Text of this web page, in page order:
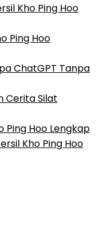
Kho Ping Hoo
Ping Hoo
ChatGPT Tanpa
Cerita Silat
Ping Hoo Lengkap
Kho Ping Hoo